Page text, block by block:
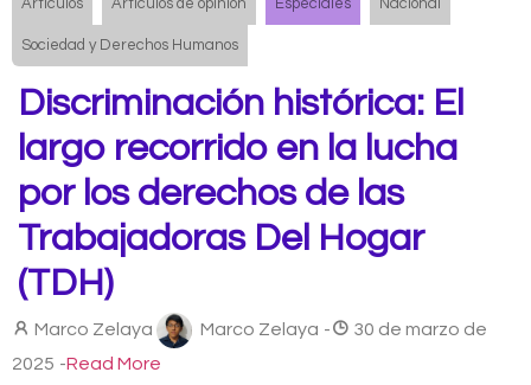
Artículos Artículos de opinión Especiales Nacional
Sociedad y Derechos Humanos
Discriminación histórica: El
largo recorrido en la lucha
por los derechos de las
Trabajadoras Del Hogar
(TDH)
Marco Zelaya Marco Zelaya -
30 de marzo de
2025 -Read More